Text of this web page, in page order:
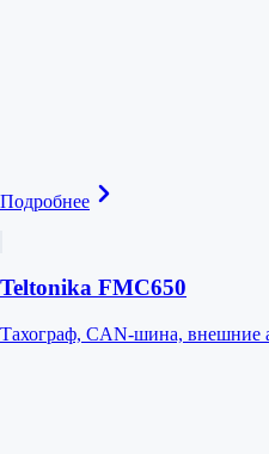
Подробнее
Teltonika FMC650
Тахограф, CAN-шина, внешние